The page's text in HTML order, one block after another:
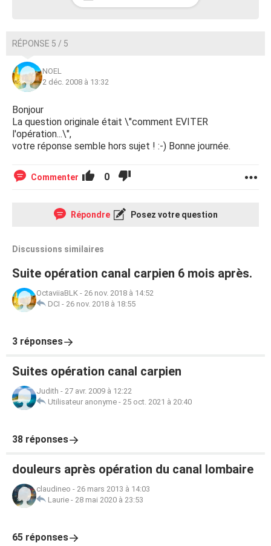
RÉPONSE 5 / 5
NOEL
2 déc. 2008 à 13:32
Bonjour
La question originale était \"comment EVITER
l'opération...\",
votre réponse semble hors sujet ! :-) Bonne journée.
Commenter 0
Répondre Posez votre question
Discussions similaires
Suite opération canal carpien 6 mois après.
OctaviiaBLK - 26 nov. 2018 à 14:52
DCI - 26 nov. 2018 à 18:55
3 réponses
Suites opération canal carpien
Judith - 27 avr. 2009 à 12:22
Utilisateur anonyme - 25 oct. 2021 à 20:40
38 réponses
douleurs après opération du canal lombaire
claudineo - 26 mars 2013 à 14:03
Laurie - 28 mai 2020 à 23:53
65 réponses